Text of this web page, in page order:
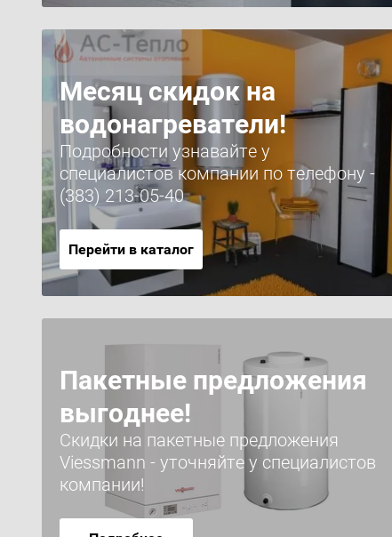
Месяц скидок на
водонагреватели!
Подробности узнавайте у
специалистов компании по телефону -
(383) 213-05-40
Перейти в каталог
Пакетные предложения
выгоднее!
Скидки на пакетные предложения
Viessmann - уточняйте у специалистов
компании!